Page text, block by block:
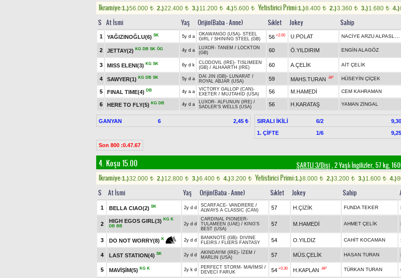
Ikramiye:1.)56.000 t 2.)22.400 t 3.)11.200 t 4.)5.600 t Yetistirici Primi:1.)8.400 t 2.)3.360 t 3.)1.680 t 4.)
S At İsmi Yaş Orijin(Baba - Anne) Sıklet Jokey Sahip
1 YAĞIZINOĞLU(6) SK 5y d a OKAWANGO (USA)- STEEL
GIRL / SHINING STEEL (GB) 56 +2.00 U.POLAT
2 JETTAY(2) KG DB SK ÖG 4y d a LUXOR- TANEM / LOCKTON
(GB)
60 Ö.YILDIRIM ENGİN ALAGÖZ
3 MISS ELENI(3) KG SK 6y d k CLODOVIL (IRE)- TISLIMEEN
(GB) / ALHAARTH (IRE) 60 A.ÇELİK AİT ÇELİK
4 SAWYER(1) KG DB SK 5y d a DAI JIN (GB)- LUNARAT /
ROYAL ABJAR (USA)
59 MAHS.TURAN AP HÜSEYİN ÇİÇEK
5 FINAL TIME(4) DB 4y a a VICTORY GALLOP (CAN)-
EXETER / MUJTAHID (USA) 56 M.HAMEDİ CEM KAHRAMAN
6 HERE TO FLY(5) KG DB 4y d a LUXOR- ALFUNUN (IRE) /
SADLER'S WELLS (USA)
56 H.KARATAŞ YAMAN ZİNGAL
GANYAN 6 2,45 ₺ SIRALI İKİLİ 6/2
1. ÇİFTE
1/6
Son 800 :0.47.67
4. Koşu 15.00 ŞARTLI 3/Dişi, 2 Yaşlı İngilizler, 57 kg,
Ikramiye:1.)32.000 t 2.)12.800 t 3.)6.400 t 4.)3.200 t Yetistirici Primi:1.)8.000 t 2.)3.200 t 3.)1.600 t 4.)
S At İsmi Yaş Orijin(Baba - Anne) Sıklet Jokey Sahip
1 BELLA CIAO(2) SK 2y d d SCARFACE- VANDRERE /
ALWAYS A CLASSIC (CAN)
57 H.ÇİZİK FUNDA TEKER
2
HIGH EGOS GIRL(3) KG K
DB BB 2y d d
CARDINAL PIONEER-
TULAMEEN (UAE) / KING'S
BEST (USA)
57 M.HAMEDİ AHMET ÇELİK
3 DO NOT WORRY(8) K 2y d d BANKNOTE (GB)- DIVINE
FLEIRS / FLIERS FANTASY 54 O.YILDIZ CAHİT KOCAMAN
4 LAST STATION(4) SK 2y d d AKINDAYIM (IRE)- İZEM /
MARLIN (USA)
57 MÜS.ÇELİK HASAN TURAN
5 MAVİŞİM(5) KG K 2y k d PERFECT STORM - MAVİMSİ /
DEVECİ FARUK
54 +0.30 H.KAPLAN AP TÜRKAN TURAN